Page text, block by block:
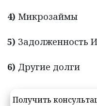
4) Микрозаймы
5) Задолженность
6) Другие долги
Получить